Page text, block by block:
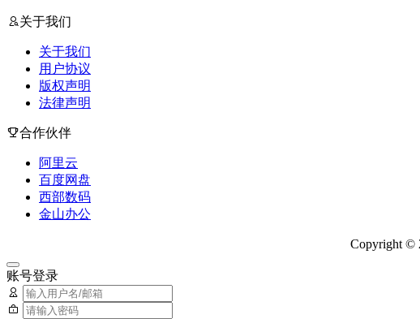
关于我们
关于我们
用户协议
版权声明
法律声明
合作伙伴
阿里云
百度网盘
西部数码
金山办公
Copyright ©
账号登录